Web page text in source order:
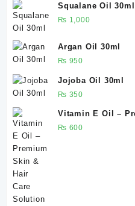
Squalane Oil 30ml
₨ 1,000
Argan Oil 30ml
₨ 950
Jojoba Oil 30ml
₨ 350
Vitamin E Oil –
Solution 30ml
₨ 600